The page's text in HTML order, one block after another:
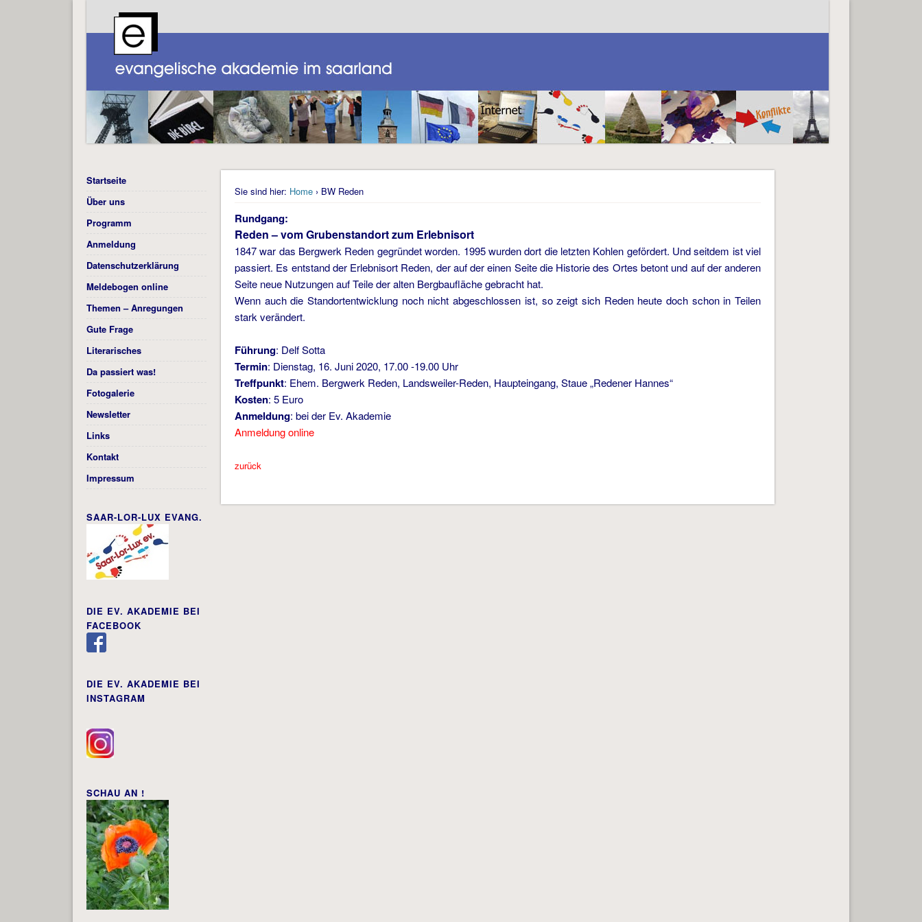
Sie sind hier: Home › BW Reden
Rundgang:
Reden – vom Grubenstandort zum Erlebnisort
1847 war das Bergwerk Reden gegründet worden. 1995 wurden dort die letzten Kohlen gefördert. Und seitdem ist viel
passiert. Es entstand der Erlebnisort Reden, der auf der einen Seite die Historie des Ortes betont und auf der anderen
Seite neue Nutzungen auf Teile der alten Bergbaufläche gebracht hat.
Wenn auch die Standortentwicklung noch nicht abgeschlossen ist, so zeigt sich Reden heute doch schon in Teilen
stark verändert.
Führung: Delf Sotta
Termin: Dienstag, 16. Juni 2020, 17.00 -19.00 Uhr
Treffpunkt: Ehem. Bergwerk Reden, Landsweiler-Reden, Haupteingang, Staue „Redener Hannes“
Kosten: 5 Euro
Anmeldung: bei der Ev. Akademie
Anmeldung online
zurück
Startseite
Über uns
Programm
Anmeldung
Datenschutzerklärung
Meldebogen online
Themen – Anregungen
Gute Frage
Literarisches
Da passiert was!
Fotogalerie
Newsletter
Links
Kontakt
Impressum
SAAR-LOR-LUX EVANG.
DIE EV. AKADEMIE BEI
FACEBOOK
DIE EV. AKADEMIE BEI
INSTAGRAM
SCHAU AN !